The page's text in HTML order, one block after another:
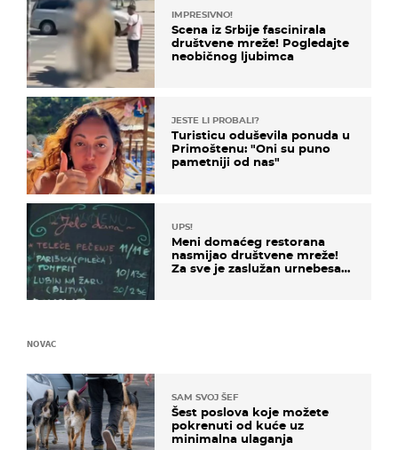
IMPRESIVNO!
Scena iz Srbije fascinirala
društvene mreže! Pogledajte
neobičnog ljubimca
JESTE LI PROBALI?
Turisticu oduševila ponuda u
Primoštenu: "Oni su puno
pametniji od nas"
UPS!
Meni domaćeg restorana
nasmijao društvene mreže!
Za sve je zaslužan urnebesan
NOVAC
SAM SVOJ ŠEF
Šest poslova koje možete
pokrenuti od kuće uz
minimalna ulaganja